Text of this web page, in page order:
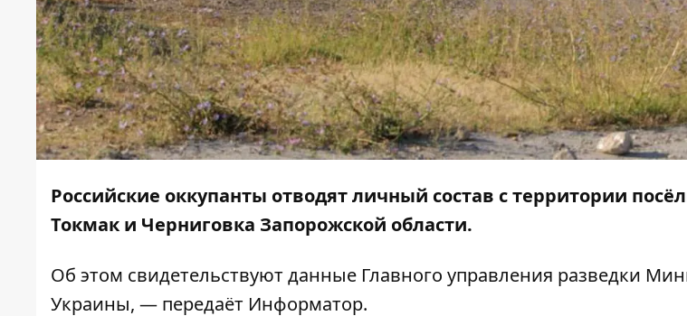
Российские оккупанты отводят личный состав с территории
Токмак и Черниговка Запорожской области.
Об этом свидетельствуют данные Главного управления разведки
Украины, — передаёт Информатор.